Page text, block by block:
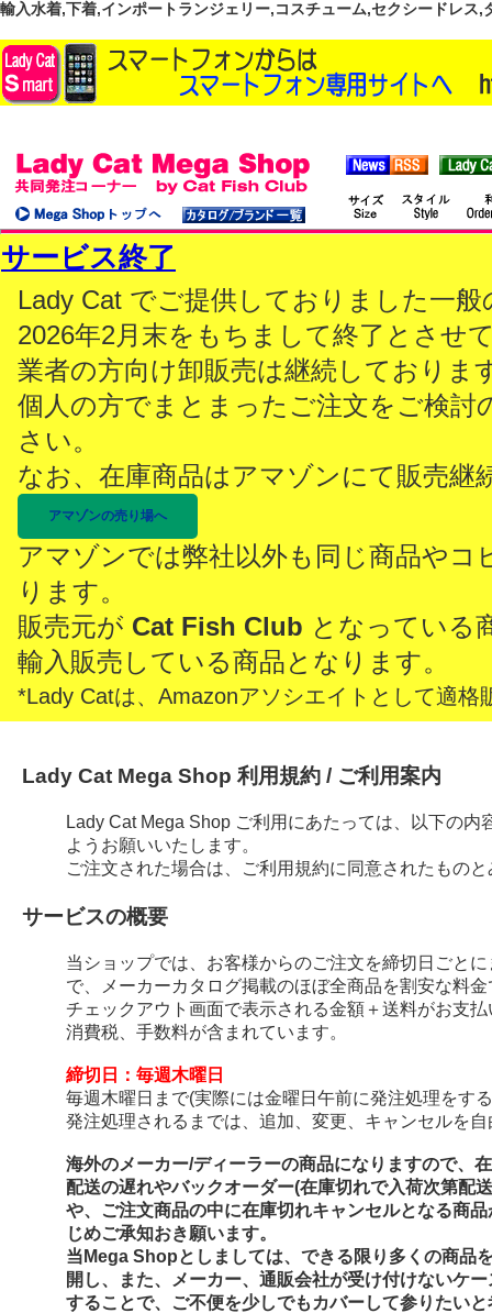
輸入水着,下着,インポートランジェリー,コスチューム,セクシードレス
サービス終了
Lady Cat でご提供しておりました一
2026年2月末をもちまして終了とさせ
業者の方向け卸販売は継続しておりま
個人の方でまとまったご注文をご検討
さい。
なお、在庫商品はアマゾンにて販売継
アマゾンの売り場へ
アマゾンでは弊社以外も同じ商品やコ
ります。
販売元が Cat Fish Club となっている
輸入販売している商品となります。
*Lady Catは、Amazonアソシエイトとして適格
Lady Cat Mega Shop 利用規約 / ご利用案内
Lady Cat Mega Shop ご利用にあたっては、以下の
ようお願いいたします。
ご注文された場合は、ご利用規約に同意されたもの
サービスの概要
当ショップでは、お客様からのご注文を締切日ごと
で、メーカーカタログ掲載のほぼ全商品を割安な料
チェックアウト画面で表示される金額＋送料がお支
消費税、手数料が含まれています。
締切日：毎週木曜日
毎週木曜日まで(実際には金曜日午前に発注処理をす
発注処理されるまでは、追加、変更、キャンセルを
海外のメーカー/ディーラーの商品になりますので、
配送の遅れやバックオーダー(在庫切れで入荷次第配
や、ご注文商品の中に在庫切れキャンセルとなる商
じめご承知おき願います。
当Mega Shopとしましては、できる限り多くの商品
開し、また、メーカー、通販会社が受け付けないケ
することで、ご不便を少しでもカバーして参りたい